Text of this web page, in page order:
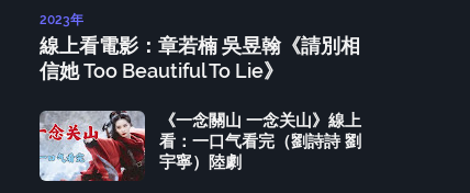
2023年
線上看電影：章若楠 吳昱翰《請別相
信她 Too Beautiful To Lie》
《一念關山 一念关山》線上
看：一口气看完（劉詩詩 劉
宇寧）陸劇